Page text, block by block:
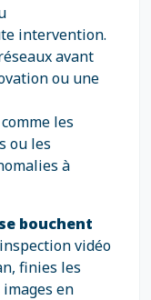
intervention.
avant
ou une
les
ou les
à
bouchent
vidéo
finies les
en